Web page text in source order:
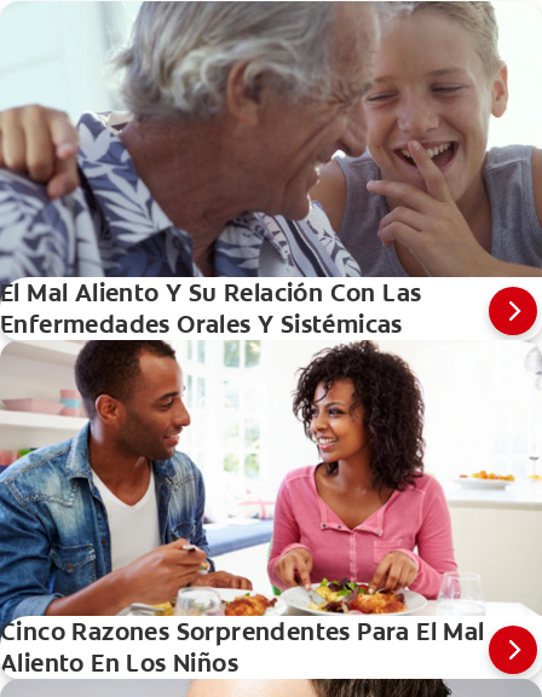
El Mal Aliento Y Su Relación Con Las
Enfermedades Orales Y Sistémicas
Cinco Razones Sorprendentes Para El Mal
Aliento En Los Niños